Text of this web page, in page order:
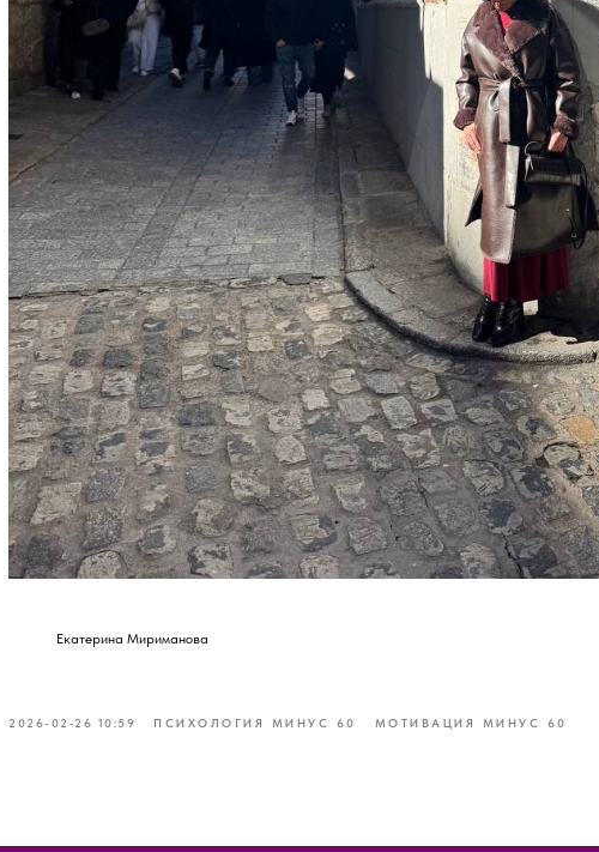
Екатерина Мириманова
2026-02-26 10:59 ПСИХОЛОГИЯ МИНУС 60 МОТИВАЦИЯ МИНУС 60